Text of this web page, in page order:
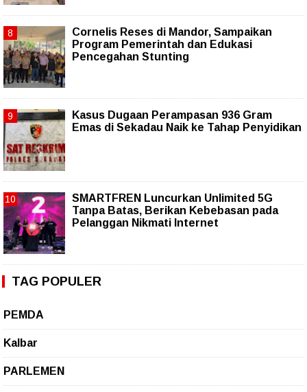
Cornelis Reses di Mandor, Sampaikan
Program Pemerintah dan Edukasi
Pencegahan Stunting
Kasus Dugaan Perampasan 936 Gram
Emas di Sekadau Naik ke Tahap Penyidikan
SMARTFREN Luncurkan Unlimited 5G
Tanpa Batas, Berikan Kebebasan pada
Pelanggan Nikmati Internet
TAG POPULER
PEMDA
Kalbar
PARLEMEN